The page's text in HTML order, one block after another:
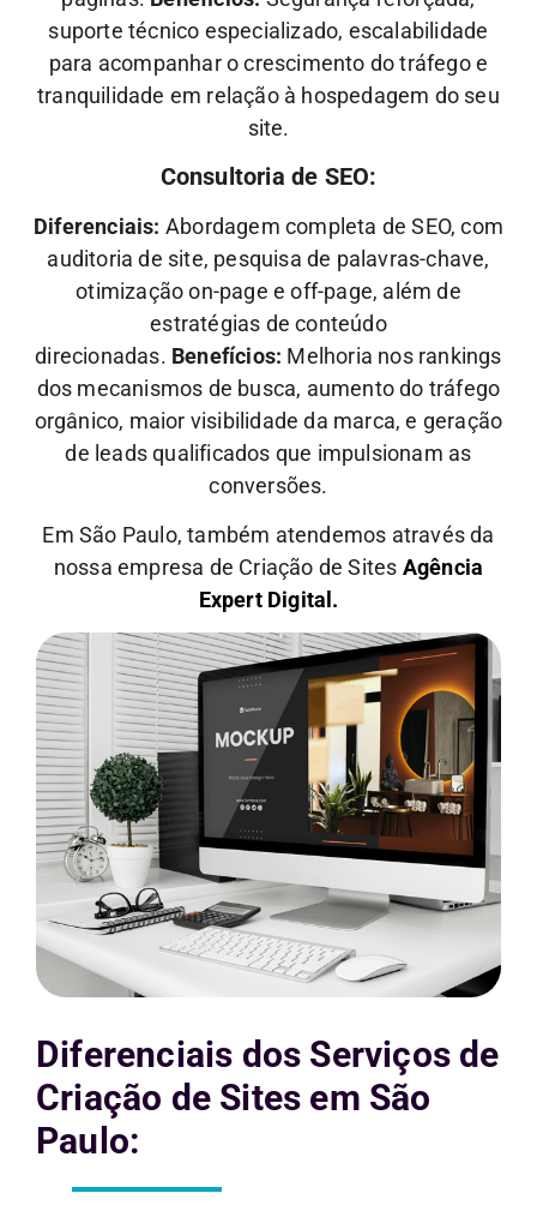
suporte técnico especializado, escalabilidade
para acompanhar o crescimento do tráfego e
tranquilidade em relação à hospedagem do seu
site.
Consultoria de SEO:
Diferenciais: Abordagem completa de SEO, com
auditoria de site, pesquisa de palavras-chave,
otimização on-page e off-page, além de
estratégias de conteúdo
direcionadas. Benefícios: Melhoria nos rankings
dos mecanismos de busca, aumento do tráfego
orgânico, maior visibilidade da marca, e geração
de leads qualificados que impulsionam as
conversões.
Em São Paulo, também atendemos através da
nossa empresa de Criação de Sites Agência
Expert Digital.
Diferenciais dos Serviços de
Criação de Sites em São
Paulo: